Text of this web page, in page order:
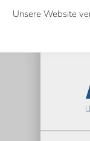
Skip
content
Unsere Website